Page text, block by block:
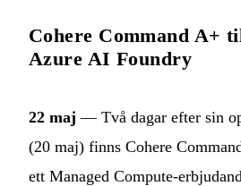
Cohere Command A+
Azure AI Foundry
22 maj — Två dagar efter sin
(20 maj) finns Cohere
ett Managed Compute-